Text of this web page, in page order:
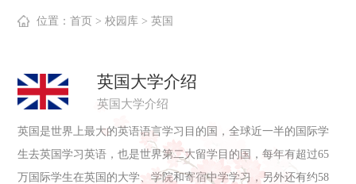
位置：首页 > 校园库 > 英国
英国大学介绍
英国大学介绍
英国是世界上最大的英语语言学习目的国，全球近一半的国际学
生去英国学习英语，也是世界第二大留学目的国，每年有超过65
万国际学生在英国的大学、学院和寄宿中学学习，另外还有约58